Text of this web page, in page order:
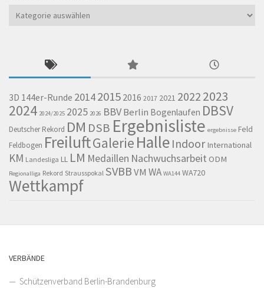
Beiträge
3D 144er-Runde 20142015 2016 2017 2021 20222023
2024 2024/2025 2025 2026 BBVBerlin Bogenlaufen DBSV
Deutscher Rekord DM DSB Ergebnisliste ergebnisse Feld
Feldbogen FreiluftGalerie Halle Indoor International
KM Landesliga LL LM Medaillen Nachwuchsarbeit ODM
Regionalliga Rekord Strausspokal SVBBVM WA WA144 WA720
Wettkampf
VERBÄNDE
Schützenverband Berlin-Brandenburg